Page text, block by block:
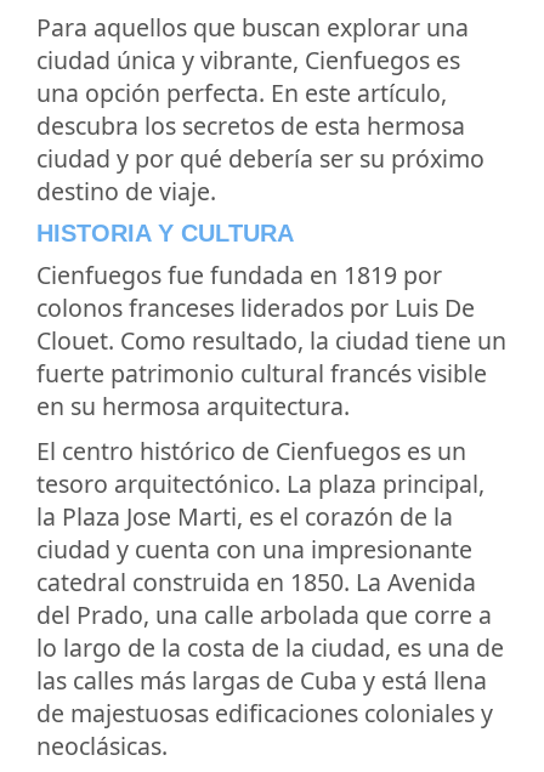
Para aquellos que buscan explorar una
ciudad única y vibrante, Cienfuegos es
una opción perfecta. En este artículo,
descubra los secretos de esta hermosa
ciudad y por qué debería ser su próximo
destino de viaje.
HISTORIA Y CULTURA
Cienfuegos fue fundada en 1819 por
colonos franceses liderados por Luis De
Clouet. Como resultado, la ciudad tiene un
fuerte patrimonio cultural francés visible
en su hermosa arquitectura.
El centro histórico de Cienfuegos es un
tesoro arquitectónico. La plaza principal,
la Plaza Jose Marti, es el corazón de la
ciudad y cuenta con una impresionante
catedral construida en 1850. La Avenida
del Prado, una calle arbolada que corre a
lo largo de la costa de la ciudad, es una de
las calles más largas de Cuba y está llena
de majestuosas edificaciones coloniales y
neoclásicas.